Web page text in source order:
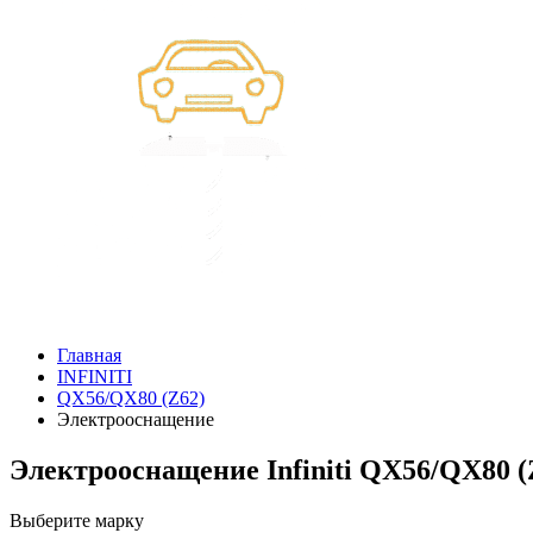
Главная
INFINITI
QX56/QX80 (Z62)
Электрооснащение
Электрооснащение Infiniti QX56/QX80
Выберите марку